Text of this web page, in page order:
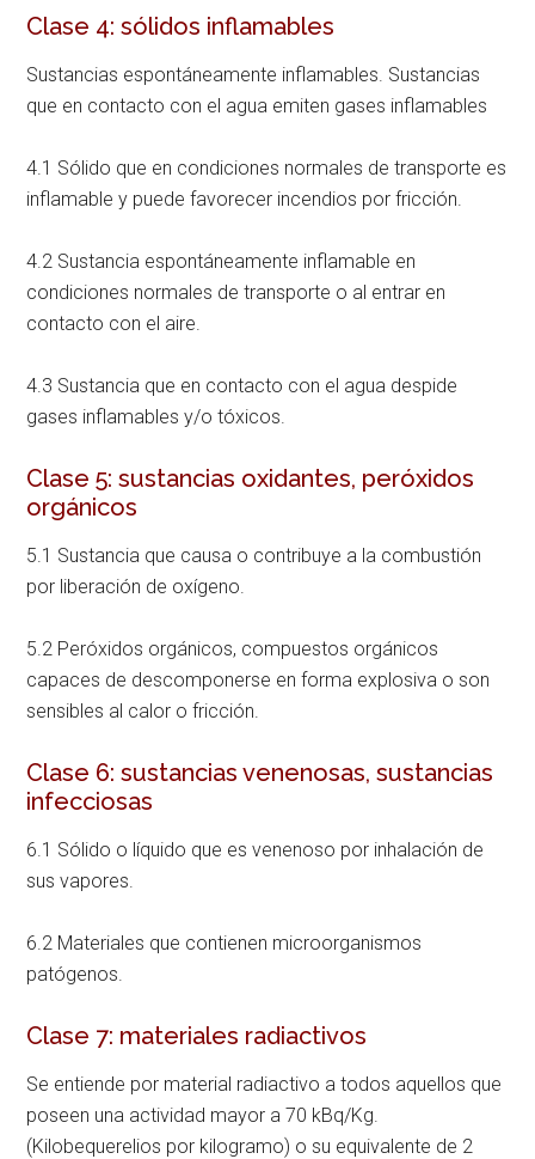
Clase 4: sólidos inflamables
Sustancias espontáneamente inflamables. Sustancias
que en contacto con el agua emiten gases inflamables
4.1 Sólido que en condiciones normales de transporte es
inflamable y puede favorecer incendios por fricción.
4.2 Sustancia espontáneamente inflamable en
condiciones normales de transporte o al entrar en
contacto con el aire.
4.3 Sustancia que en contacto con el agua despide
gases inflamables y/o tóxicos.
Clase 5: sustancias oxidantes, peróxidos
orgánicos
5.1 Sustancia que causa o contribuye a la combustión
por liberación de oxígeno.
5.2 Peróxidos orgánicos, compuestos orgánicos
capaces de descomponerse en forma explosiva o son
sensibles al calor o fricción.
Clase 6: sustancias venenosas, sustancias
infecciosas
6.1 Sólido o líquido que es venenoso por inhalación de
sus vapores.
6.2 Materiales que contienen microorganismos
patógenos.
Clase 7: materiales radiactivos
Se entiende por material radiactivo a todos aquellos que
poseen una actividad mayor a 70 kBq/Kg.
(Kilobequerelios por kilogramo) o su equivalente de 2